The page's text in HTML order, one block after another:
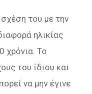
του με την
ηλικίας
χρόνια. Το
του ίδιου και
να μην έγινε